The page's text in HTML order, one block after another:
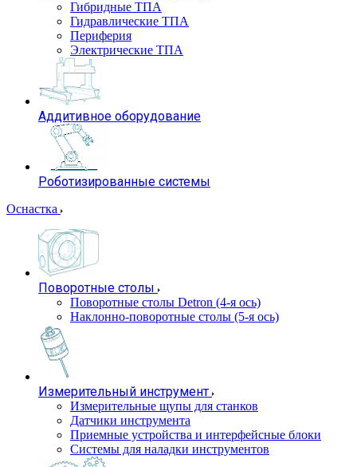
Гибридные ТПА
Гидравлические ТПА
Периферия
Электрические ТПА
Аддитивное оборудование
Роботизированные системы
Оснастка
Поворотные столы
Поворотные столы Detron (4-я ось)
Наклонно-поворотные столы (5-я ось)
Измерительный инструмент
Измерительные щупы для станков
Датчики инструмента
Приемные устройства и интерфейсные блоки
Системы для наладки инструментов